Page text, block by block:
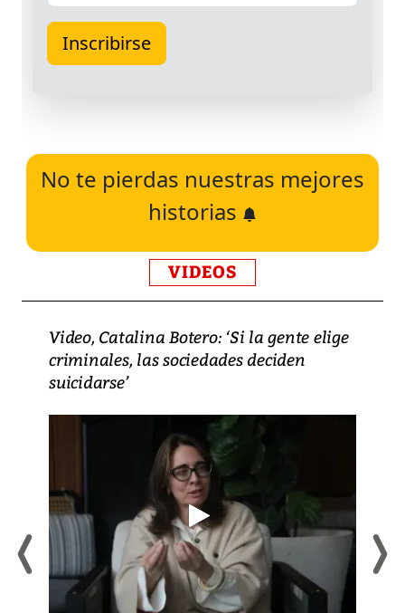
No te pierdas nuestras mejores
historias
VIDEOS
Video, Catalina Botero: ‘Si la gente elige
criminales, las sociedades deciden
suicidarse’